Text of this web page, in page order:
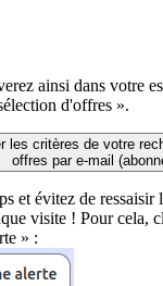
ainsi dans votre
d'offres ».
les critères de votre
offres par e-mail
et évitez de ressaisir
visite ! Pour cela,
» :